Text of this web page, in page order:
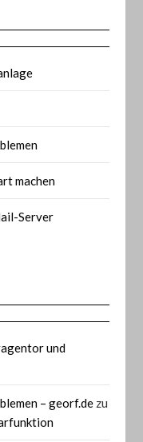
machen
Server
und
– georf.de zu